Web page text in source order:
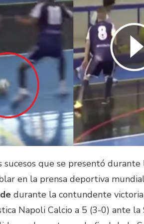
sucesos que se presentó
en la prensa deportiva
durante la contundente
Napoli Calcio a 5 (3-0) ante la